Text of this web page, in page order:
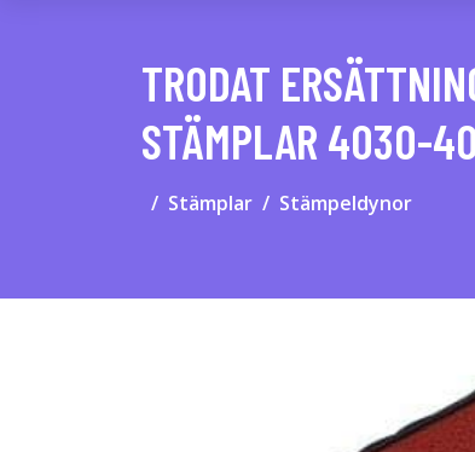
TRODAT
STÄMPLAR 4030-
Stämplar Stämpeldynor